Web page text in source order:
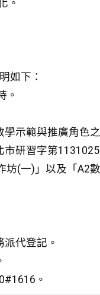
。
如下：
。
示範與推廣角色
研習字第
(一)」以及「A2
代登記。
。